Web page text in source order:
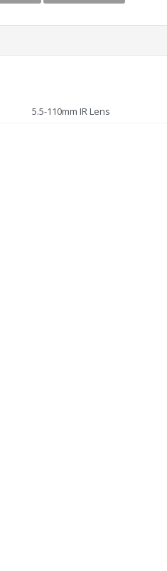
5.5-110mm IR Lens